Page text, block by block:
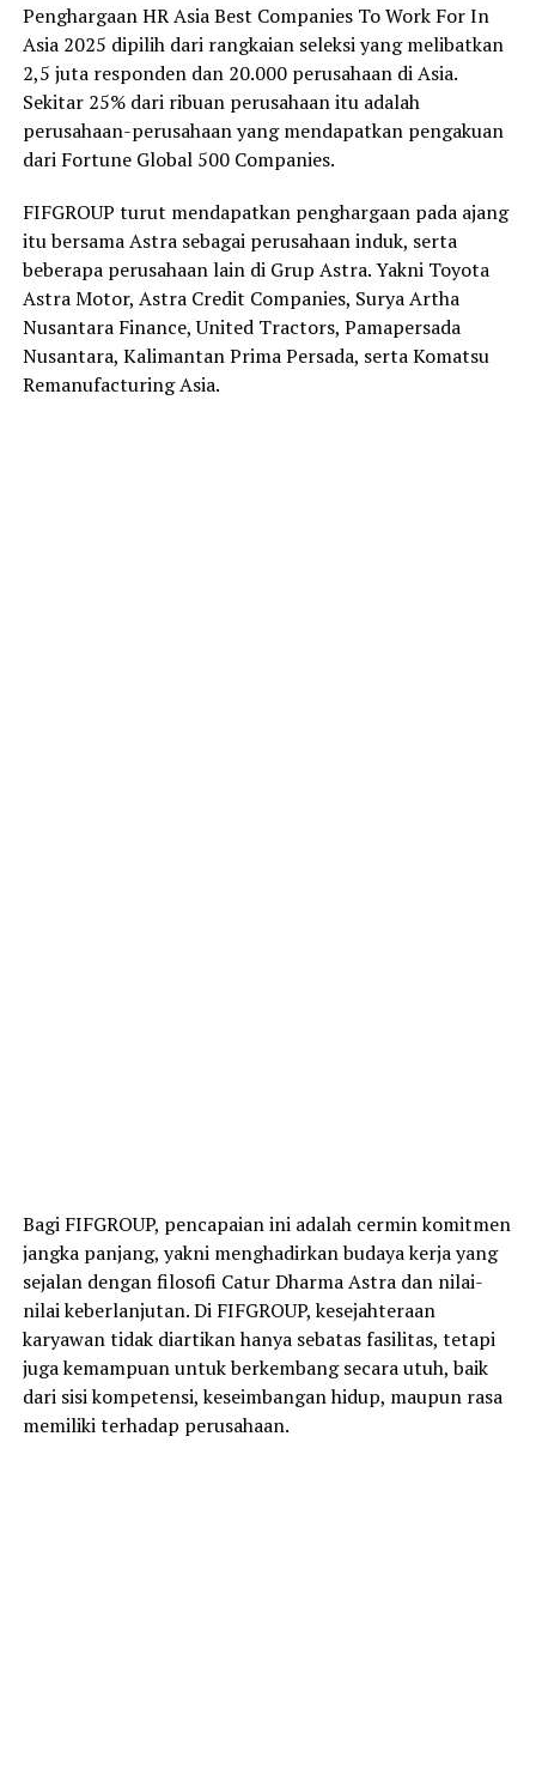
Penghargaan HR Asia Best Companies To Work For In
Asia 2025 dipilih dari rangkaian seleksi yang melibatkan
2,5 juta responden dan 20.000 perusahaan di Asia.
Sekitar 25% dari ribuan perusahaan itu adalah
perusahaan-perusahaan yang mendapatkan pengakuan
dari Fortune Global 500 Companies.
FIFGROUP turut mendapatkan penghargaan pada ajang
itu bersama Astra sebagai perusahaan induk, serta
beberapa perusahaan lain di Grup Astra. Yakni Toyota
Astra Motor, Astra Credit Companies, Surya Artha
Nusantara Finance, United Tractors, Pamapersada
Nusantara, Kalimantan Prima Persada, serta Komatsu
Remanufacturing Asia.
Bagi FIFGROUP, pencapaian ini adalah cermin komitmen
jangka panjang, yakni menghadirkan budaya kerja yang
sejalan dengan filosofi Catur Dharma Astra dan nilai-
nilai keberlanjutan. Di FIFGROUP, kesejahteraan
karyawan tidak diartikan hanya sebatas fasilitas, tetapi
juga kemampuan untuk berkembang secara utuh, baik
dari sisi kompetensi, keseimbangan hidup, maupun rasa
memiliki terhadap perusahaan.